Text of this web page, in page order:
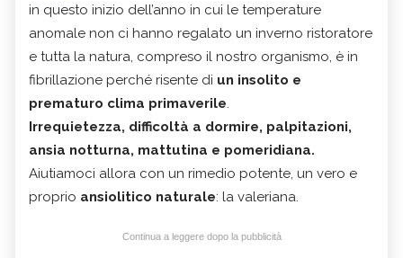
in questo inizio dell’anno in cui le temperature
anomale non ci hanno regalato un inverno ristoratore
e tutta la natura, compreso il nostro organismo, è in
fibrillazione perché risente di un insolito e
prematuro clima primaverile.
Irrequietezza, difficoltà a dormire, palpitazioni,
ansia notturna, mattutina e pomeridiana.
Aiutiamoci allora con un rimedio potente, un vero e
proprio ansiolitico naturale: la valeriana.
Continua a leggere dopo la pubblicità